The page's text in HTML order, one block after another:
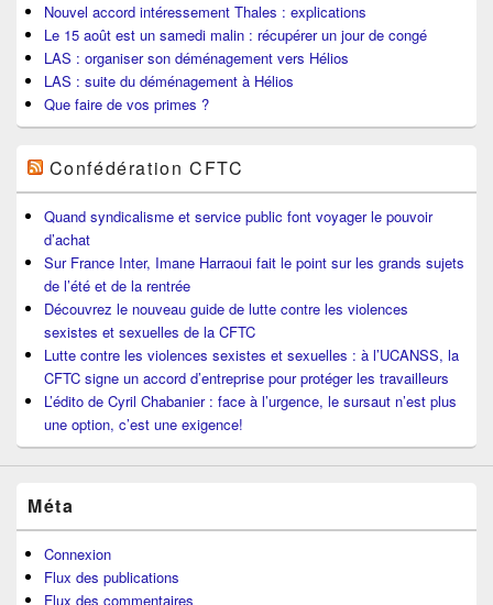
Nouvel accord intéressement Thales : explications
Le 15 août est un samedi malin : récupérer un jour de congé
LAS : organiser son déménagement vers Hélios
LAS : suite du déménagement à Hélios
Que faire de vos primes ?
Confédération CFTC
Quand syndicalisme et service public font voyager le pouvoir
d’achat
Sur France Inter, Imane Harraoui fait le point sur les grands sujets
de l’été et de la rentrée
Découvrez le nouveau guide de lutte contre les violences
sexistes et sexuelles de la CFTC
Lutte contre les violences sexistes et sexuelles : à l’UCANSS, la
CFTC signe un accord d’entreprise pour protéger les travailleurs
L’édito de Cyril Chabanier : face à l’urgence, le sursaut n’est plus
une option, c’est une exigence!
Méta
Connexion
Flux des publications
Flux des commentaires